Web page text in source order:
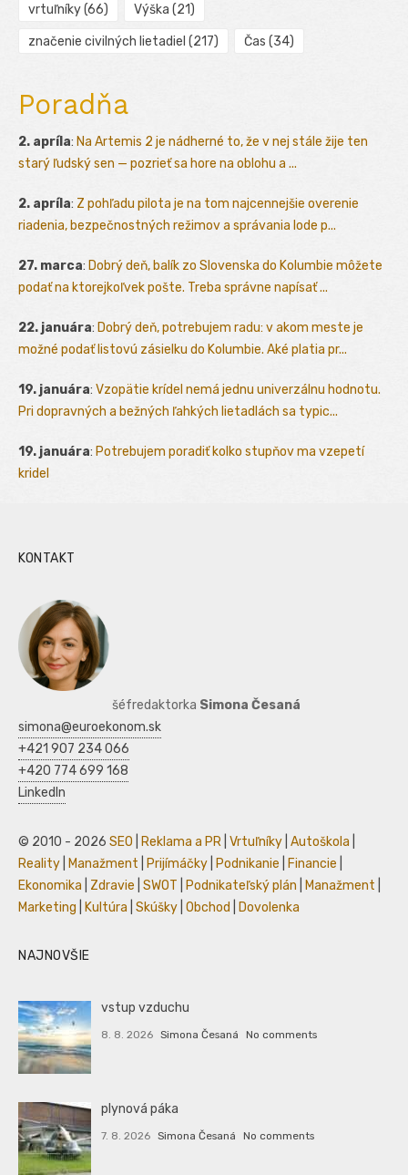
vrtuľníky(66) Výška (21)
značenie civilných lietadiel (217) Čas (34)
Poradňa
2. apríla: Na Artemis 2 je nádherné to, že v nej stále žije ten
starý ľudský sen — pozrieť sa hore na oblohu a ...
2. apríla: Z pohľadu pilota je na tom najcennejšie overenie
riadenia, bezpečnostných režimov a správania lode p...
27. marca: Dobrý deň, balík zo Slovenska do Kolumbie môžete
podať na ktorejkoľvek pošte. Treba správne napísať ...
22. januára: Dobrý deň, potrebujem radu: v akom meste je
možné podať listovú zásielku do Kolumbie. Aké platia pr...
19. januára: Vzopätie krídel nemá jednu univerzálnu hodnotu.
Pri dopravných a bežných ľahkých lietadlách sa typic...
19. januára: Potrebujem poradiť kolko stupňov ma vzepetí
kridel
KONTAKT
šéfredaktorka Simona Česaná
simona@euroekonom.sk
+421 907 234 066
+420 774 699 168
LinkedIn
© 2010 - 2026 SEO Reklama a PR Vrtuľníky Autoškola
Reality
Manažment Prijímáčky Podnikanie Financie
Ekonomika
Zdravie SWOT Podnikateľský plán Manažment
Marketing
Kultúra Skúšky Obchod Dovolenka
NAJNOVŠIE
vstup vzduchu
8. 8. 2026 Simona Česaná No comments
plynová páka
7. 8. 2026 Simona Česaná No comments